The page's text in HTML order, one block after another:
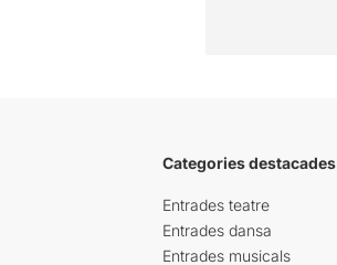
Categories destacades
Entrades teatre
Entrades dansa
Entrades musicals